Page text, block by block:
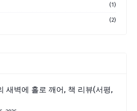
(1)
(2)
새벽에 홀로 깨어, 책 리뷰(서평,